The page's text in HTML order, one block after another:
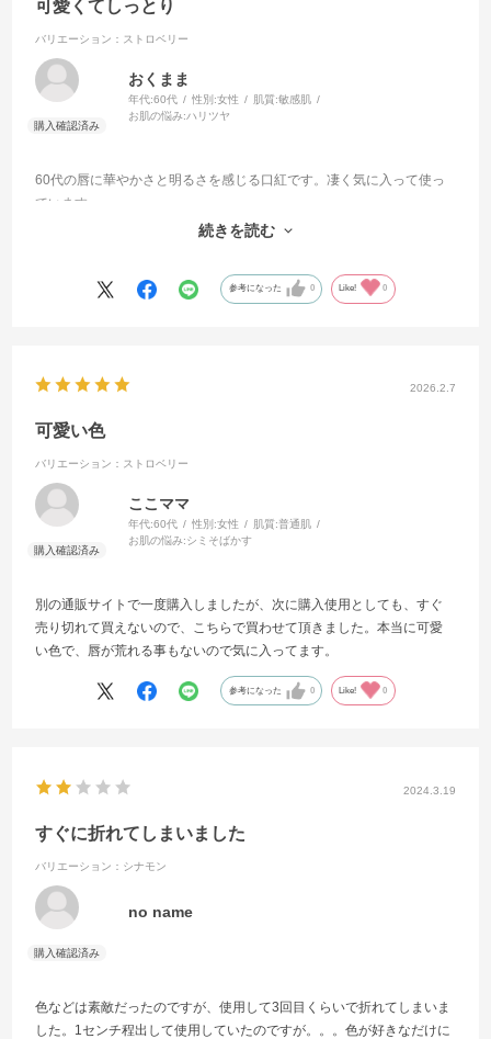
可愛くてしっとり
バリエーション：ストロベリー
おくまま
年代:60代 性別:女性 肌質:敏感肌
お肌の悩み:ハリツヤ
60代の唇に華やかさと明るさを感じる口紅です。凄く気に入って使っ
ています。
今3色を使い分けていますがこちらが1番お気に入りです。
続きを読む
参考になった 0 Like! 0
2026.2.7
可愛い色
バリエーション：ストロベリー
ここママ
年代:60代 性別:女性 肌質:普通肌
お肌の悩み:シミそばかす
別の通販サイトで一度購入しましたが、次に購入使用としても、すぐ
売り切れて買えないので、こちらで買わせて頂きました。本当に可愛
い色で、唇が荒れる事もないので気に入ってます。
参考になった 0 Like! 0
2024.3.19
すぐに折れてしまいました
バリエーション：シナモン
no name
色などは素敵だったのですが、使用して3回目くらいで折れてしまいま
した。1センチ程出して使用していたのですが。。。色が好きなだけに